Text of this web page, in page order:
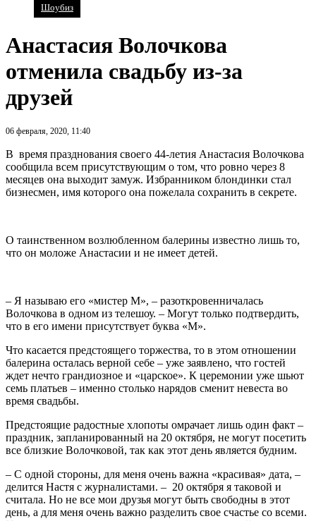
Шоубиз
Анастасия Волочкова
отменила свадьбу из-за
друзей
06 февраля, 2020, 11:40
В время празднования своего 44-летия Анастасия Волочкова
сообщила всем присутствующим о том, что ровно через 8
месяцев она выходит замуж. Избранником блондинки стал
бизнесмен, имя которого она пожелала сохранить в секрете.
О таинственном возлюбленном балерины известно лишь то,
что он моложе Анастасии и не имеет детей.
– Я называю его «мистер М», – разоткровенничалась
Волочкова в одном из телешоу. – Могут только подтвердить,
что в его имени присутствует буква «М».
Что касается предстоящего торжества, то в этом отношении
балерина осталась верной себе – уже заявлено, что гостей
ждет нечто грандиозное и «царское». К церемонии уже шьют
семь платьев – именно столько нарядов сменит невеста во
время свадьбы.
Предстоящие радостные хлопоты омрачает лишь один факт –
праздник, запланированный на 20 октября, не могут посетить
все близкие Волочковой, так как этот день является будним.
– С одной стороны, для меня очень важна «красивая» дата, –
делится Настя с журналистами. – 20 октября я таковой и
считала. Но не все мои друзья могут быть свободны в этот
день, а для меня очень важно разделить свое счастье со всеми.